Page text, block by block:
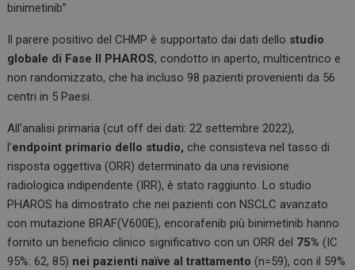
binimetinib”
Il parere positivo del CHMP è supportato dai dati dello studio
globale di Fase II PHAROS, condotto in aperto, multicentrico e
non randomizzato, che ha incluso 98 pazienti provenienti da 56
centri in 5 Paesi.
All’analisi primaria (cut off dei dati: 22 settembre 2022),
l’endpoint primario dello studio, che consisteva nel tasso di
risposta oggettiva (ORR) determinato da una revisione
radiologica indipendente (IRR), è stato raggiunto. Lo studio
PHAROS ha dimostrato che nei pazienti con NSCLC avanzato
con mutazione BRAF(V600E), encorafenib più binimetinib hanno
fornito un beneficio clinico significativo con un ORR del 75% (IC
95%: 62, 85) nei pazienti naïve al trattamento (n=59), con il 59%